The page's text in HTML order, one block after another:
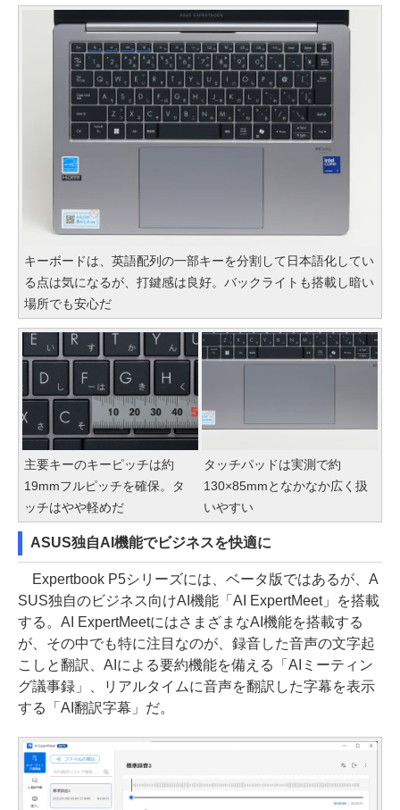
キーボードは、英語配列の一部キーを分割して日本語化してい
る点は気になるが、打鍵感は良好。バックライトも搭載し暗い
場所でも安心だ
主要キーのキーピッチは約
19mmフルピッチを確保。タ
ッチはやや軽めだ
タッチパッドは実測で約
130×85mmとなかなか広く扱
いやすい
ASUS独自AI機能でビジネスを快適に
Expertbook P5シリーズには、ベータ版ではあるが、A
SUS独自のビジネス向けAI機能「AI ExpertMeet」を搭載
する。AI ExpertMeetにはさまざまなAI機能を搭載する
が、その中でも特に注目なのが、録音した音声の文字起
こしと翻訳、AIによる要約機能を備える「AIミーティン
グ議事録」、リアルタイムに音声を翻訳した字幕を表示
する「AI翻訳字幕」だ。